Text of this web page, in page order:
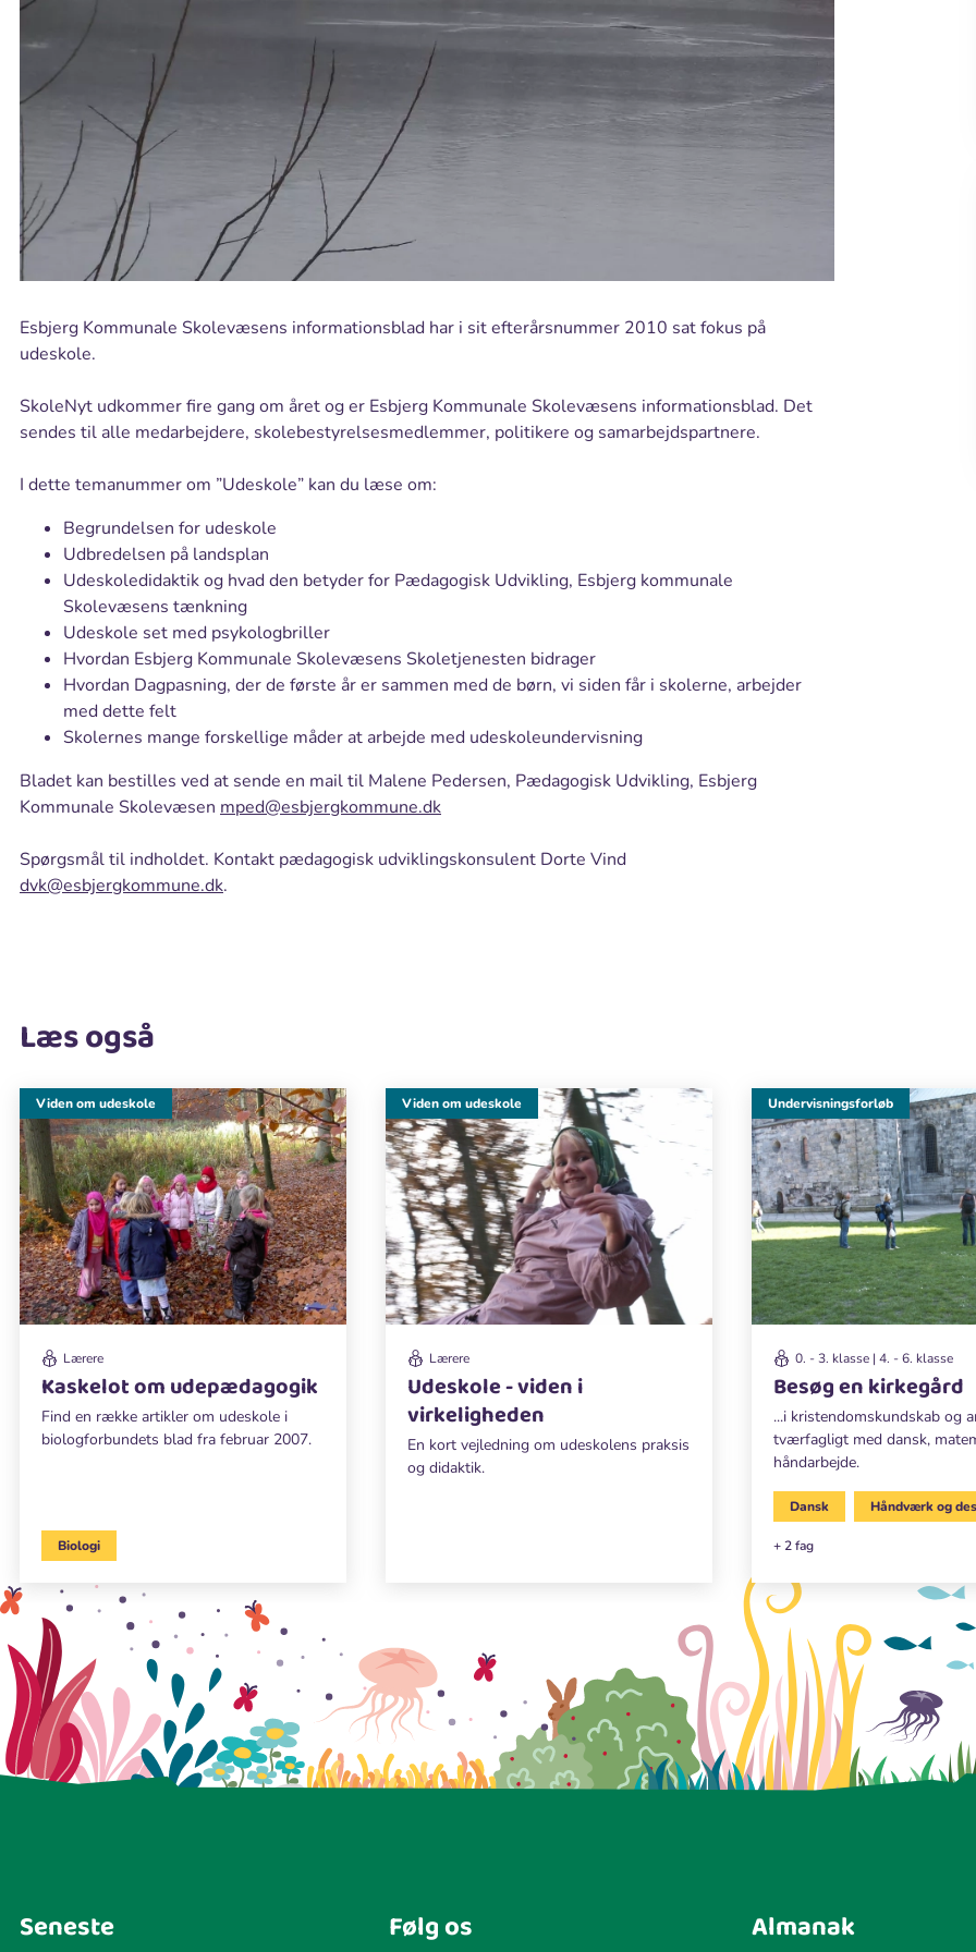
Esbjerg Kommunale Skolevæsens informationsblad har i sit efterårsnummer 2010 sat fokus på
udeskole.
SkoleNyt udkommer fire gang om året og er Esbjerg Kommunale Skolevæsens informationsblad. Det
sendes til alle medarbejdere, skolebestyrelsesmedlemmer, politikere og samarbejdspartnere.
I dette temanummer om ”Udeskole” kan du læse om:
Begrundelsen for udeskole
Udbredelsen på landsplan
Udeskoledidaktik og hvad den betyder for Pædagogisk Udvikling, Esbjerg kommunale
Skolevæsens tænkning
Udeskole set med psykologbriller
Hvordan Esbjerg Kommunale Skolevæsens Skoletjenesten bidrager
Hvordan Dagpasning, der de første år er sammen med de børn, vi siden får i skolerne, arbejder
med dette felt
Skolernes mange forskellige måder at arbejde med udeskoleundervisning
Bladet kan bestilles ved at sende en mail til Malene Pedersen, Pædagogisk Udvikling, Esbjerg
Kommunale Skolevæsen mped@esbjergkommune.dk
Spørgsmål til indholdet. Kontakt pædagogisk udviklingskonsulent Dorte Vind
dvk@esbjergkommune.dk.
Læs også
Lærere
Kaskelot om udepædagogik
Find en række artikler om udeskole i
biologforbundets blad fra februar 2007.
Viden om udeskole
Biologi
Lærere
Udeskole - viden i
virkeligheden
En kort vejledning om udeskolens praksis
og didaktik.
Viden om udeskole
0. - 3. klasse | 4. - 6. klasse
Besøg en kirkegård
...i kristendomskundskab og
tværfagligt med dansk,
håndarbejde.
Undervisningsforløb
Dansk Håndværk og
+ 2 fag
Seneste Følg os Almanak